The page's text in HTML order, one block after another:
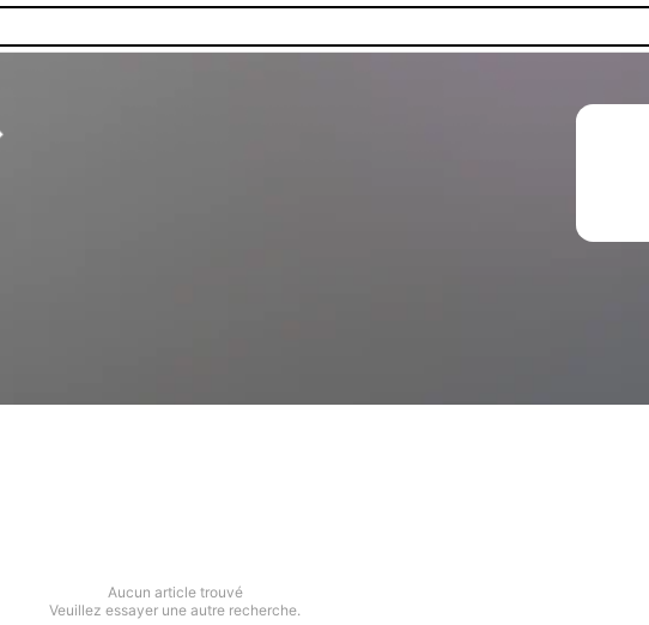
Aucun article trouvé
Veuillez essayer une autre recherche.